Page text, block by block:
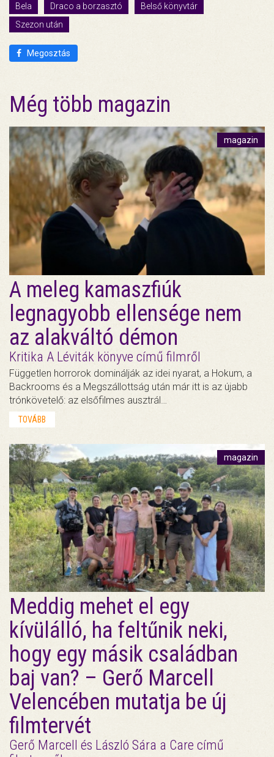
Bela
Draco a borzasztó
Belső könyvtár
Szezon után
Megosztás
Még több magazin
magazin
A meleg kamaszfiúk
legnagyobb ellensége nem
az alakváltó démon
Kritika A Léviták könyve című filmről
Független horrorok dominálják az idei nyarat, a Hokum, a
Backrooms és a Megszállottság után már itt is az újabb
trónkövetelő: az elsőfilmes ausztrál…
TOVÁBB
magazin
Meddig mehet el egy
kívülálló, ha feltűnik neki,
hogy egy másik családban
baj van? – Gerő Marcell
Velencében mutatja be új
filmtervét
Gerő Marcell és László Sára a Care című